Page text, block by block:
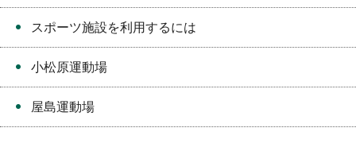
スポーツ施設を利用するには
小松原運動場
屋島運動場